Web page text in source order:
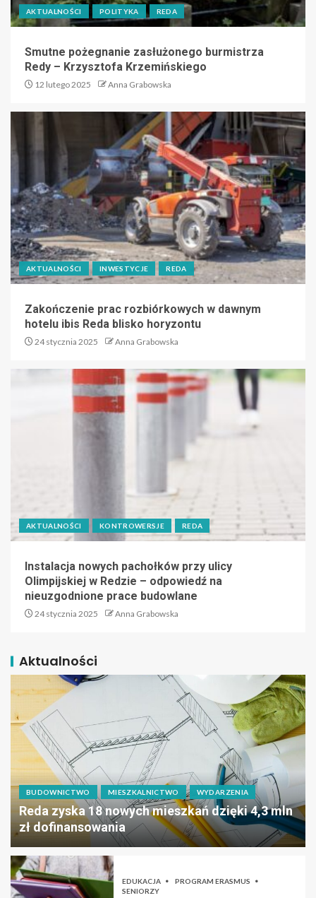
AKTUALNOŚCI POLITYKA REDA
Smutne pożegnanie zasłużonego burmistrza
Redy – Krzysztofa Krzemińskiego
12 lutego 2025 Anna Grabowska
AKTUALNOŚCI INWESTYCJE REDA
Zakończenie prac rozbiórkowych w dawnym
hotelu ibis Reda blisko horyzontu
24 stycznia 2025 Anna Grabowska
AKTUALNOŚCI KONTROWERSJE REDA
Instalacja nowych pachołków przy ulicy
Olimpijskiej w Redzie – odpowiedź na
nieuzgodnione prace budowlane
24 stycznia 2025 Anna Grabowska
Aktualności
BUDOWNICTWO MIESZKALNICTWO WYDARZENIA
Reda zyska 18 nowych mieszkań dzięki 4,3 mln
zł dofinansowania
EDUKACJA
PROGRAM ERASMUS
SENIORZY